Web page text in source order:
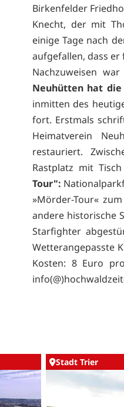
Birkenfelder
Knecht, der mit
einige Tage nach
aufgefallen, dass er
Nachzuweisen
Neuhütten hat
inmitten des
fort. Erstmals
Heimatverein
restauriert.
Rastplatz mit
Tour":
»Mörder-Tour«
andere historische
Starfighter
Wetterangepasste
Kosten: 8 Euro
Stadt Trier